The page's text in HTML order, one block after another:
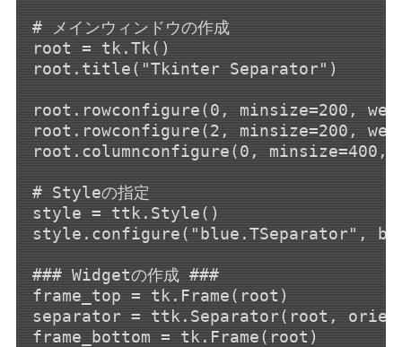
# メインウィンドウの作成
root = tk.Tk()
root.title("Tkinter Separator")
root.rowconfigure(0, minsize=200,
root.rowconfigure(2, minsize=200,
root.columnconfigure(0, minsize=400,
# Styleの指定
style = ttk.Style()
style.configure("blue.TSeparator",
### Widgetの作成 ###
frame_top = tk.Frame(root)
separator = ttk.Separator(root,
frame_bottom = tk.Frame(root)